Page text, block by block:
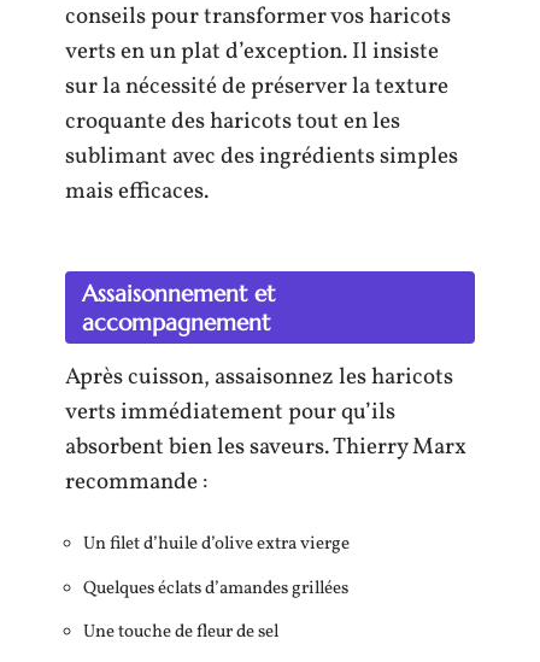
conseils pour transformer vos haricots
verts en un plat d’exception. Il insiste
sur la nécessité de préserver la texture
croquante des haricots tout en les
sublimant avec des ingrédients simples
mais efficaces.
Assaisonnement et
accompagnement
Après cuisson, assaisonnez les haricots
verts immédiatement pour qu’ils
absorbent bien les saveurs. Thierry Marx
recommande :
Un filet d’huile d’olive extra vierge
Quelques éclats d’amandes grillées
Une touche de fleur de sel